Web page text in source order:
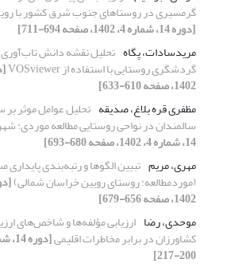
گرمسیری در روستاهای جنوب شرق کشور با
[دوره 14، شماره 4، 1402، صفحه 694-711]
مریدسادات، پگاه تحلیل نقشه دانش
گردشگری روستایی با استفاده از VOSviewer
1402، صفحه 610-633]
مظفری قره بلاغ، صدیقه تحلیل عوامل موثر
سالمندان در نواحی روستایی مطالعه موردی:
14، شماره 4، 1402، صفحه 680-693]
مهری، مریم تبیین الگوها و رتبه‌بندی
(مورد‌مطالعه: روستای رویین خراسان شمالی)
1402، صفحه 656-679]
موحدی، رضا ارزیابی مؤلفه‌ها و ‌شاخص‌های
کشاورزان در برابر مخاطرات اقلیمی
200-217]